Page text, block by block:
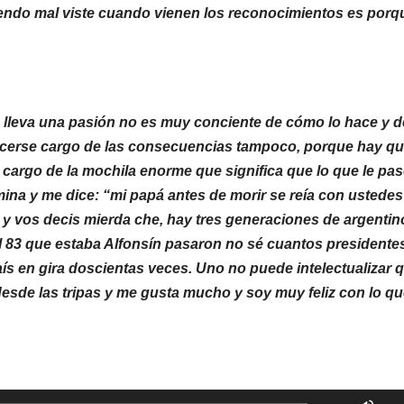
mal viste cuando vienen los reconocimientos es
una pasión no es muy conciente de cómo lo hace y
cargo de las consecuencias tampoco, porque hay
de la mochila enorme que significa que lo que le
y me dice: “mi papá antes de morir se reía con
vos decis mierda che, hay tres generaciones de
que estaba Alfonsín pasaron no sé cuantos
en gira doscientas veces. Uno no puede intelectualizar
las tripas y me gusta mucho y soy muy feliz con lo